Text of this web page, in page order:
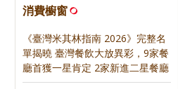
消費櫥窗
《臺灣米其林指南 2026》完整名
單揭曉 臺灣餐飲大放異彩，9家餐
廳首獲一星肯定 2家新進二星餐廳